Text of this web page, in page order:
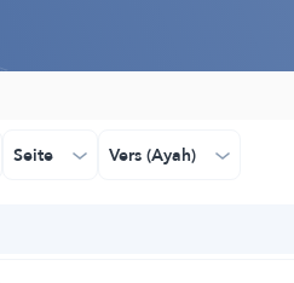
Seite Vers (Ayah)